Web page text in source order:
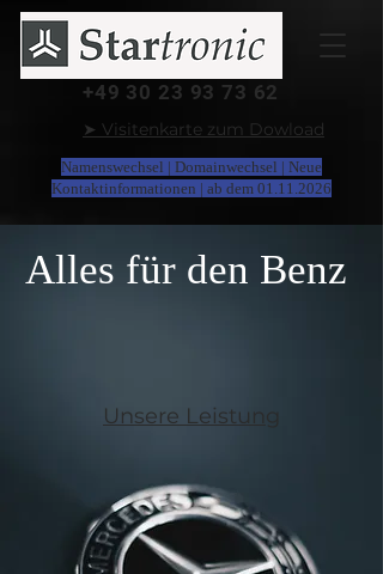
+49 30 23 93 73 62
Namenswechsel | Domainwechsel | Neue
Kontaktinformationen | ab dem 01.11.2026
➤ Visitenkarte zum Dowload
Alles für den Benz
Unsere Leistung